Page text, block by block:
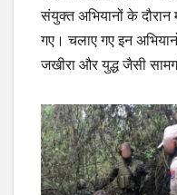
संयुक्त अभियानों के दौरान
गए। चलाए गए इन
जखीरा और युद्ध जैसी